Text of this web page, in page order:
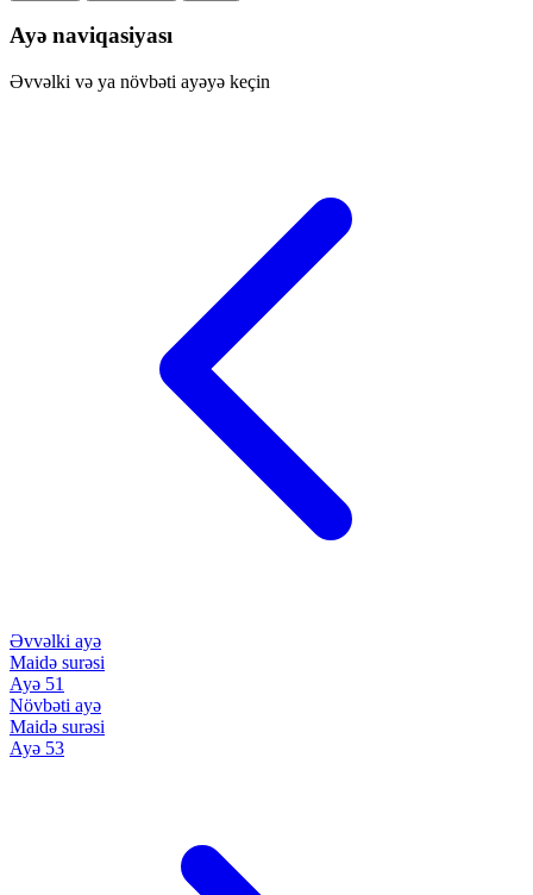
Ayə naviqasiyası
Əvvəlki və ya növbəti ayəyə keçin
Əvvəlki ayə
Maidə surəsi
Ayə 51
Növbəti ayə
Maidə surəsi
Ayə 53